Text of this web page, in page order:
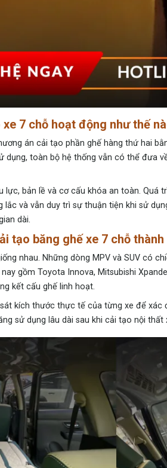
7 chỗ hoạt động như thế
án cải tạo phần ghế hàng thứ hai
dụng, toàn bộ hệ thống vẫn có thể đưa
lực, bản lề và cơ cấu khóa an toàn.
và vẫn duy trì sự thuận tiện khi sử
dài.
tạo băng ghế xe 7 chỗ
nhau. Những dòng MPV và SUV có
gồm Toyota Innova, Mitsubishi
kết cấu ghế linh hoạt.
kích thước thực tế của từng xe để
sử dụng lâu dài sau khi cải tạo nội